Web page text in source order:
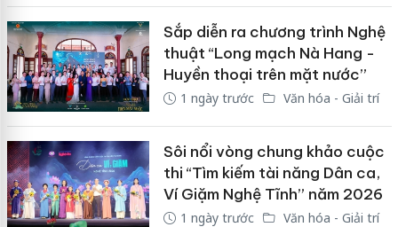
Sắp diễn ra chương trình Nghệ
thuật “Long mạch Nà Hang -
Huyền thoại trên mặt nước”
1 ngày trước Văn hóa - Giải trí
Sôi nổi vòng chung khảo cuộc
thi “Tìm kiếm tài năng Dân ca,
Ví Giặm Nghệ Tĩnh” năm 2026
1 ngày trước Văn hóa - Giải trí